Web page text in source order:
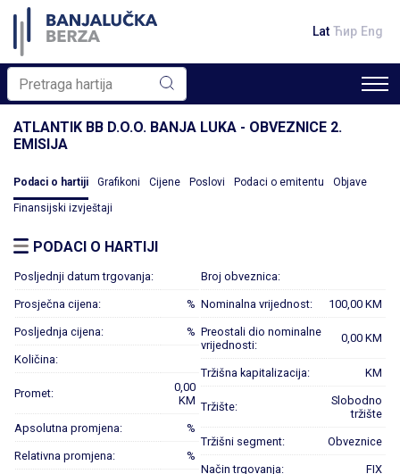
Lat Ћир Eng
ATLANTIK BB D.O.O. BANJA LUKA - OBVEZNICE 2.
EMISIJA
Podaci o hartiji Grafikoni Cijene Poslovi Podaci o emitentu Objave
Finansijski izvještaji
PODACI O HARTIJI
Posljednji datum trgovanja:
Prosječna cijena: %
Posljednja cijena: %
Količina:
Promet:
0,00
KM
Apsolutna promjena: %
Relativna promjena: %
Broj obveznica:
Nominalna vrijednost: 100,00 KM
Preostali dio nominalne
vrijednosti:
0,00 KM
Tržišna kapitalizacija: KM
Tržište:
Slobodno
tržište
Tržišni segment: Obveznice
Način trgovanja: FIX